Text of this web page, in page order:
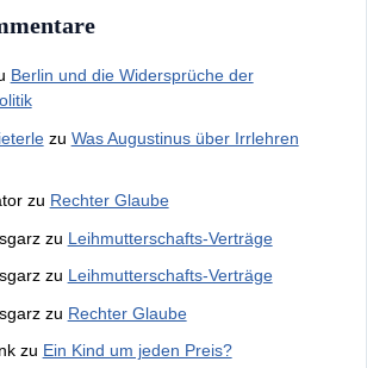
Berlin und die Widersprüche der
zu Was Augustinus über Irrlehren
zu Rechter Glaube
zu Leihmutterschafts-Verträge
zu Leihmutterschafts-Verträge
zu Rechter Glaube
zu Ein Kind um jeden Preis?